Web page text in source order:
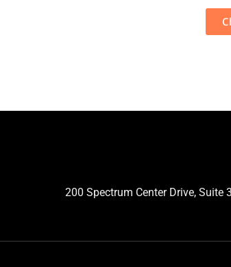
200 Spectrum Center Drive, Suite